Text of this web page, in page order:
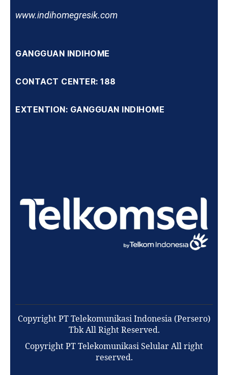
www.indihomegresik.com
GANGGUAN INDIHOME
CONTACT CENTER: 188
EXTENTION: GANGGUAN INDIHOME
Copyright PT Telekomunikasi Indonesia (Persero)
Tbk All Right Reserved.
Copyright PT Telekomunikasi Selular All right
reserved.